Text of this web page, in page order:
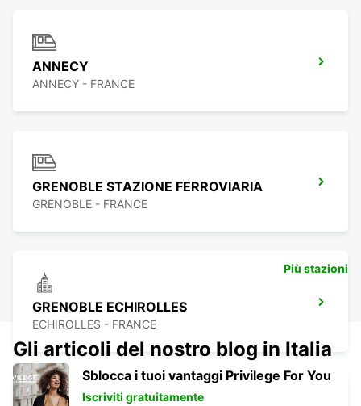
ANNECY
ANNECY - FRANCE
GRENOBLE STAZIONE FERROVIARIA
GRENOBLE - FRANCE
GRENOBLE ECHIROLLES
ECHIROLLES - FRANCE
Più stazioni
Gli articoli del nostro blog in Italia
Sblocca i tuoi vantaggi Privilege For You
Iscriviti gratuitamente